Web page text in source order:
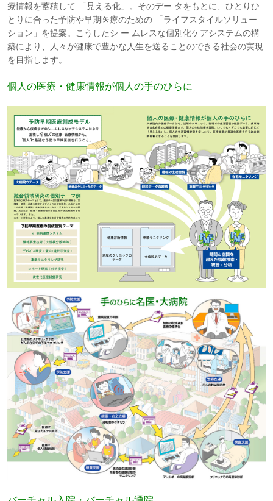
療情報を蓄積して 「見える化」。そのデー タをもとに、ひとりひ
とりに合った予防や早期医療のための 「ライフスタイルソリュー
ション」を提案。こうしたシ ー ムレスな個別化ケアシステムの構
築により、人々が健康で豊かな人生を送ることのできる社会の実現
を目指します。
個人の医療・健康情報が個人の手のひらに